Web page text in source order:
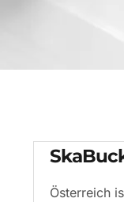
Österreich